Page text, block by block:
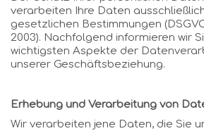
verarbeiten Ihre Daten
gesetzlichen Bestimmungen
2003). Nachfolgend informieren wir
wichtigsten Aspekte der
unserer Geschäftsbeziehung.
Erhebung und Verarbeitung von
Wir verarbeiten jene Daten, die Sie